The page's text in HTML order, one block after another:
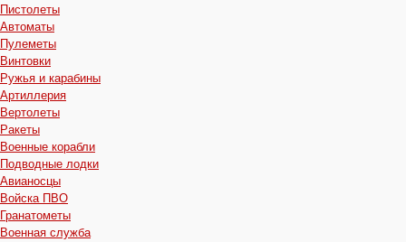
Пистолеты
Автоматы
Пулеметы
Винтовки
Ружья и карабины
Артиллерия
Вертолеты
Ракеты
Военные корабли
Подводные лодки
Авианосцы
Войска ПВО
Гранатометы
Военная служба